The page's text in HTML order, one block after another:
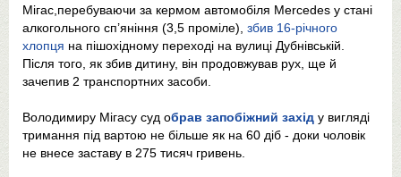
Мігас,перебуваючи за кермом автомобіля Mercedes у стані
алкогольного сп’яніння (3,5 проміле), збив 16-річного
хлопця на пішохідному переході на вулиці Дубнівській.
Після того, як збив дитину, він продовжував рух, ще й
зачепив 2 транспортних засоби.
Володимиру Мігасу суд обрав запобіжний захід у вигляді
тримання під вартою не більше як на 60 діб - доки чоловік
не внесе заставу в 275 тисяч гривень.